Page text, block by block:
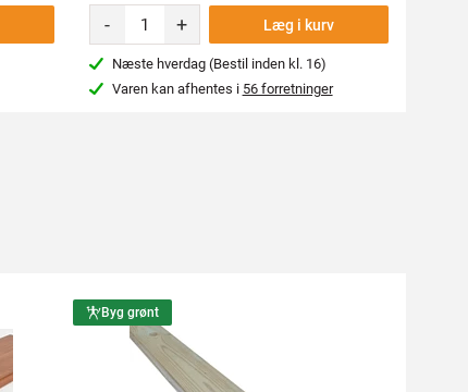
- + Læg i kurv
Næste hverdag (Bestil inden kl. 16)
Varen kan afhentes i 56 forretninger
Byg grønt